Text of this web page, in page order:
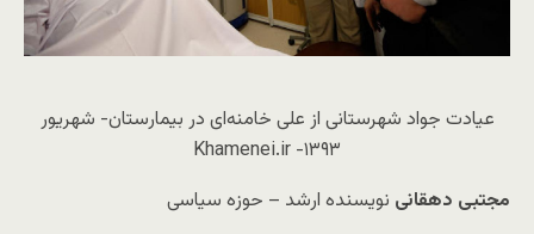
عیادت جواد شهرستانی از علی خامنه‌ای در بیمارستان- شهریور
۱۳۹۳- Khamenei.ir
مجتبی دهقانی نویسنده ارشد – حوزه سیاسی